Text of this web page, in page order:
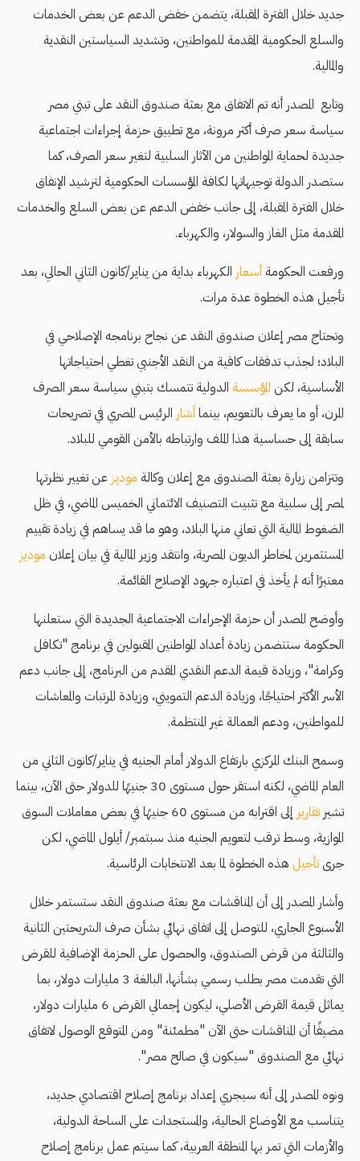
جديد خلال الفترة المقبلة، يتضمن خفض الدعم عن بعض الخدمات
والسلع الحكومية المقدمة للمواطنين، وتشديد السياستين النقدية
والمالية.
وتابع المصدر أنه تم الاتفاق مع بعثة صندوق النقد على تبني مصر
سياسة سعر صرف أكثر مرونة، مع تطبيق حزمة إجراءات اجتماعية
جديدة لحماية المواطنين من الآثار السلبية لتغير سعر الصرف، كما
ستصدر الدولة توجيهاتها لكافة المؤسسات الحكومية لترشيد الإنفاق
خلال الفترة المقبلة، إلى جانب خفض الدعم عن بعض السلع والخدمات
المقدمة مثل الغاز والسولار، والكهرباء.
ورفعت الحكومة أسعار الكهرباء بداية من يناير/كانون الثاني الحالي، بعد
تأجيل هذه الخطوة عدة مرات.
وتحتاج مصر إعلان صندوق النقد عن نجاح برنامجه الإصلاحي في
البلاد؛ لجذب تدفقات كافية من النقد الأجنبي تغطي احتياجاتها
الأساسية، لكن المؤسسة الدولية تتمسك بتبني سياسة سعر الصرف
المرن، أو ما يعرف بالتعويم، بينماأشار الرئيس المصري في تصريحات
سابقة إلى حساسية هذا الملف وارتباطه بالأمن القومي للبلاد.
وتتزامن زيارة بعثة الصندوق مع إعلان وكالة موديز عن تغيير نظرتها
لمصر إلى سلبية مع تثبيت التصنيف الائتماني الخميس الماضي، في ظل
الضغوط المالية التي تعاني منها البلاد، وهو ما قد يساهم في زيادة تقييم
المستثمرين لمخاطر الديون المصرية، وانتقد وزير المالية في بيان إعلان موديز
معتبرًا أنه لم يأخذ في اعتباره جهود الإصلاح القائمة.
وأوضح المصدر أن حزمة الإجراءات الاجتماعية الجديدة التي ستعلنها
الحكومة ستتضمن زيادة أعداد المواطنين المقبولين في برنامج "تكافل
وكرامة"، وزيادة قيمة الدعم النقدي المقدم من البرنامج، إلى جانب دعم
الأسر الأكثر احتياجًا، وزيادة الدعم التمويني، وزيادة المرتبات والمعاشات
للمواطنين، ودعم العمالة غير المنتظمة.
وسمح البنك المركزي بارتفاع الدولار أمام الجنيه في يناير/كانون الثاني من
العام الماضي، لكنه استقر حول مستوى 30 جنيهًا للدولار حتى الآن، بينما
تشير تقارير
إلى اقترابه من مستوى 60 جنيهًا في بعض معاملات السوق
الموازية، وسط ترقب لتعويم الجنيه منذ سبتمبر/ أيلول الماضي، لكن
جرىتأجيل هذه الخطوة لما بعد الانتخابات الرئاسية.
وأشار المصدر إلى أن المناقشات مع بعثة صندوق النقد ستستمر خلال
الأسبوع الجاري، للتوصل إلى اتفاق نهائي بشأن صرف الشريحتين الثانية
والثالثة من قرض الصندوق، والحصول على الحزمة الإضافية للقرض
التي تقدمت مصر بطلب رسمي بشأنها، البالغة 3 مليارات دولار، بما
يماثل قيمة القرض الأصلي، ليكون إجمالي القرض 6 مليارات دولار،
مضيفًا أن المناقشات حتى الآن "مطمئنة" ومن المتوقع الوصول لاتفاق
نهائي مع الصندوق "سيكون في صالح مصر".
ونوه المصدر إلى أنه سيجري إعداد برنامج إصلاح اقتصادي جديد،
يتناسب مع الأوضاع الحالية، والمستجدات على الساحة الدولية،
والأزمات التي تمر بها المنطقة العربية، كما سيتم عمل برنامج إصلاح